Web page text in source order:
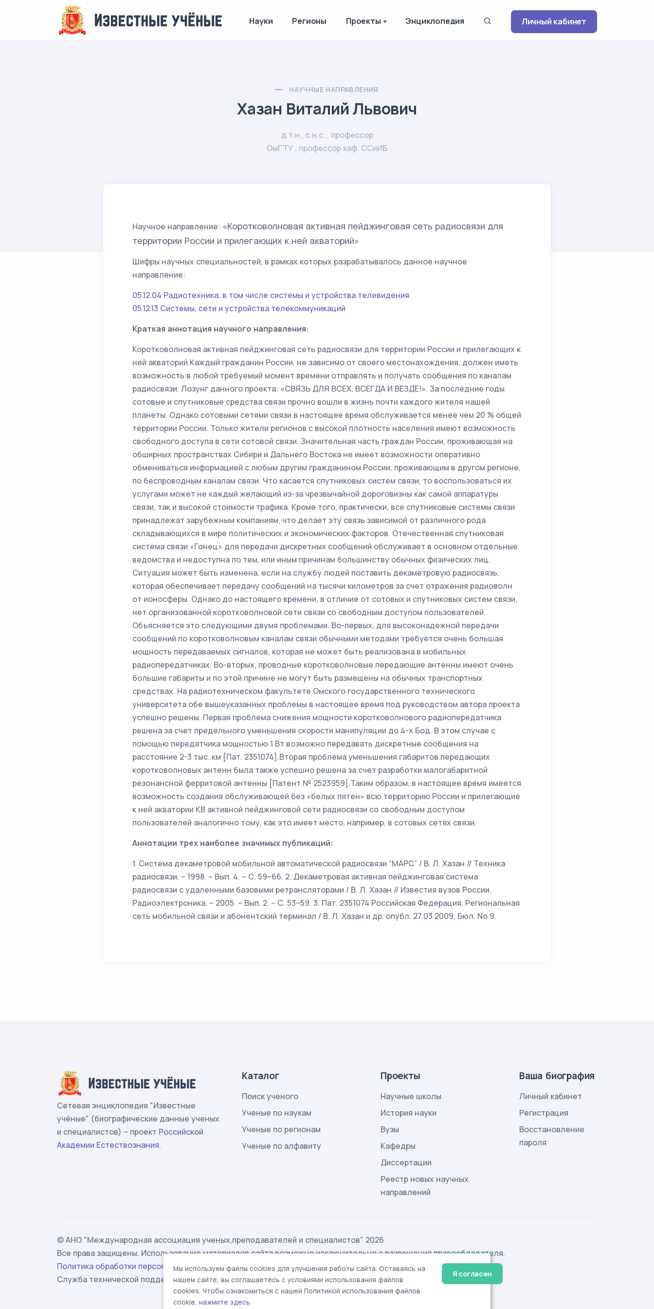
Науки Регионы Проекты Энциклопедия Личный кабинет
НАУЧНЫЕ НАПРАВЛЕНИЯ
Хазан Виталий Львович
д.т.н., с.н.с. , профессор
ОмГТУ , профессор каф. ССиИБ
Научное направление: «Коротковолновая активная пейджинговая сеть радиосвязи для
территории России и прилегающих к ней акваторий»
Шифры научных специальностей, в рамках которых разрабатывалось данное научное
направление:
05.12.04 Радиотехника, в том числе системы и устройства телевидения
05.12.13 Системы, сети и устройства телекоммуникаций
Краткая аннотация научного направления:
Коротковолновая активная пейджинговая сеть радиосвязи для территории России и прилегающих к
ней акваторий.Каждый гражданин России, не зависимо от своего местонахождения, должен иметь
возможность в любой требуемый момент времени отправлять и получать сообщения по каналам
радиосвязи. Лозунг данного проекта: «СВЯЗЬ ДЛЯ ВСЕХ, ВСЕГДА И ВЕЗДЕ!». За последние годы
сотовые и спутниковые средства связи прочно вошли в жизнь почти каждого жителя нашей
планеты. Однако сотовыми сетями связи в настоящее время обслуживается менее чем 20 % общей
территории России. Только жители регионов с высокой плотность населения имеют возможность
свободного доступа в сети сотовой связи. Значительная часть граждан России, проживающая на
обширных пространствах Сибири и Дальнего Востока не имеет возможности оперативно
обмениваться информацией с любым другим гражданином России, проживающим в другом регионе,
по беспроводным каналам связи. Что касается спутниковых систем связи, то воспользоваться их
услугами может не каждый желающий из-за чрезвычайной дороговизны как самой аппаратуры
связи, так и высокой стоимости трафика. Кроме того, практически, все спутниковые системы связи
принадлежат зарубежным компаниям, что делает эту связь зависимой от различного рода
складывающихся в мире политических и экономических факторов. Отечественная спутниковая
система связи «Гонец» для передачи дискретных сообщений обслуживает в основном отдельные
ведомства и недоступна по тем, или иным причинам большинству обычных физических лиц.
Ситуация может быть изменена, если на службу людей поставить декаметровую радиосвязь,
которая обеспечивает передачу сообщений на тысячи километров за счет отражения радиоволн
от ионосферы. Однако до настоящего времени, в отличие от сотовых и спутниковых систем связи,
нет организованной коротковолновой сети связи со свободным доступом пользователей.
Объясняется это следующими двумя проблемами. Во-первых, для высоконадежной передачи
сообщений по коротковолновым каналам связи обычными методами требуется очень большая
мощность передаваемых сигналов, которая не может быть реализована в мобильных
радиопередатчиках. Во-вторых, проводные коротковолновые передающие антенны имеют очень
большие габариты и по этой причине не могут быть размещены на обычных транспортных
средствах. На радиотехническом факультете Омского государственного технического
университета обе вышеуказанных проблемы в настоящее время под руководством автора проекта
успешно решены. Первая проблема снижения мощности коротковолнового радиопередатчика
решена за счет предельного уменьшения скорости манипуляции до 4-х Бод. В этом случае с
помощью передатчика мощностью 1 Вт возможно передавать дискретные сообщения на
расстояние 2-3 тыс. км [Пат. 2351074].Вторая проблема уменьшения габаритов передающих
коротковолновых антенн была также успешно решена за счет разработки малогабаритной
резонансной ферритовой антенны [Патент № 2523959].Таким образом, в настоящее время имеется
возможность создания обслуживающей без «белых пятен» всю территорию России и прилегающие
к ней акватории КВ активной пейджинговой сети радиосвязи со свободным доступом
пользователей аналогично тому, как это имеет место, например, в сотовых сетях связи.
Аннотации трех наиболее значимых публикаций:
1. Система декаметровой мобильной автоматической радиосвязи “МАРС” / В. Л. Хазан // Техника
радиосвязи. – 1998. – Вып. 4. – С. 59–66. 2. Декаметровая активная пейджинговая система
радиосвязи с удаленными базовыми ретрансляторами / В. Л. Хазан // Известия вузов России.
Радиоэлектроника. – 2005. – Вып. 2. – С. 53–59. 3. Пат. 2351074 Российская Федерация, Региональная
сеть мобильной связи и абонентский терминал / В. Л. Хазан и др. опубл. 27.03.2009, Бюл. No 9.
Сетевая энциклопедия "Известные
учёные" (биографические данные ученых
и специалистов) – проект Российской
Академии Естествознания.
Каталог
Поиск ученого
Ученые по наукам
Ученые по регионам
Ученые по алфавиту
Проекты
Научные школы
История науки
Вузы
Кафедры
Диссертации
Реестр новых научных
направлений
Ваша биография
Личный кабинет
Регистрация
Восстановление
пароля
© АНО "Международная ассоциация ученых,преподавателей и специалистов" 2026
Все права защищены. Использование материалов сайта возможно исключительно с разрешения правообладателя.
Политика обработки персональных данных
Служба технической поддержки -support@rae.ru
Мы используем файлы cookies для улучшения работы сайта. Оставаясь на
нашем сайте, вы соглашаетесь с условиями использования файлов
cookies. Чтобы ознакомиться с нашей Политикой использования файлов
cookie, нажмите здесь
Я согласен